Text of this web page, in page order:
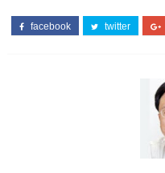
facebook twitter